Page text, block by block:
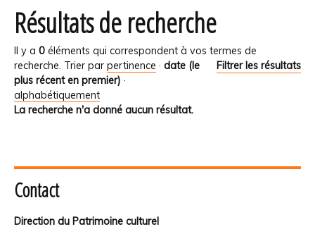
Résultats de recherche
Il y a 0 éléments qui correspondent à vos termes de
recherche.
Filtrer les résultats
Trier par pertinence · date (le
plus récent en premier) ·
alphabétiquement
La recherche n'a donné aucun résultat.
Contact
Direction du Patrimoine culturel